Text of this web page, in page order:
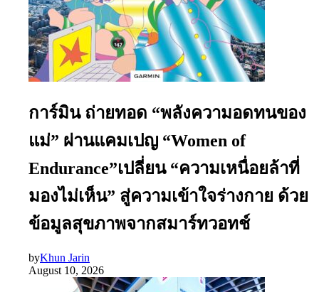
การ์มิน ถ่ายทอด “พลังความอดทนของ
แม่” ผ่านแคมเปญ “Women of
Endurance”เปลี่ยน “ความเหนื่อยล้าที่
มองไม่เห็น” สู่ความเข้าใจร่างกาย ด้วย
ข้อมูลสุขภาพจากสมาร์ทวอทช์
byKhun Jarin
August 10, 2026